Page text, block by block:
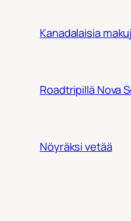
Kanadalaisia
Roadtripillä Nova
Nöyräksi vetää